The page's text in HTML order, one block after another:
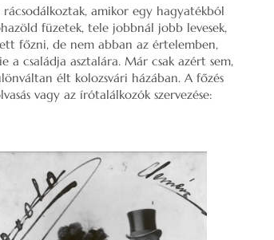
amikor egy hagyatékból
füzetek, tele jobbnál jobb levesek,
főzni, de nem abban az értelemben,
családja asztalára. Már csak azért sem,
élt kolozsvári házában. A főzés
vagy az írótalálkozók szervezése: